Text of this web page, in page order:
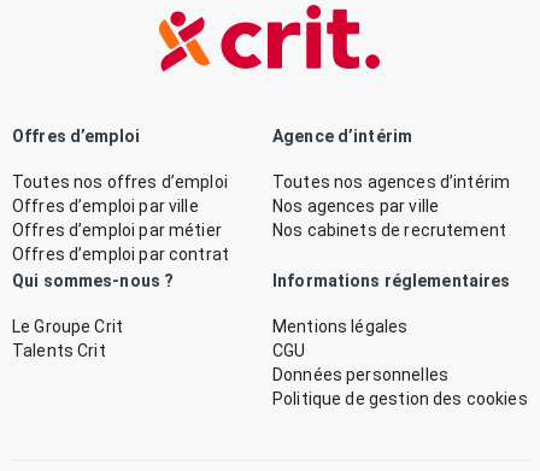
Offres d’emploi
Toutes nos offres d’emploi
Offres d’emploi par ville
Offres d’emploi par métier
Offres d’emploi par contrat
Agence d’intérim
Toutes nos agences d’intérim
Nos agences par ville
Nos cabinets de recrutement
Qui sommes-nous ?
Le Groupe Crit
Talents Crit
Informations réglementaires
Mentions légales
CGU
Données personnelles
Politique de gestion des cookies